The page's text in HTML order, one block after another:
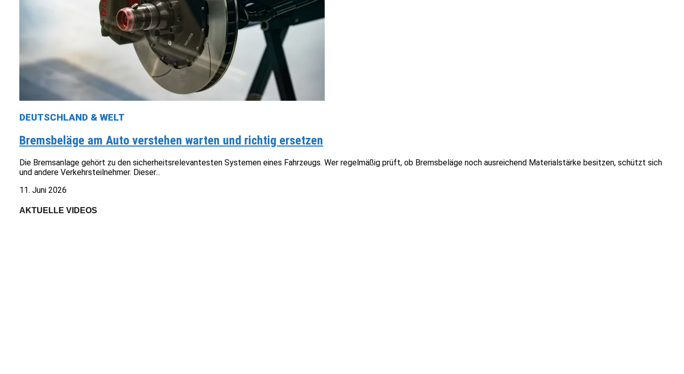
DEUTSCHLAND & WELT
Bremsbeläge am Auto verstehen warten und richtig ersetzen
Die Bremsanlage gehört zu den sicherheitsrelevantesten Systemen eines Fahrzeugs. Wer regelmäßig prüft, ob Bremsbeläge noch ausreichend Materialstärke besitzen, schützt sich
und andere Verkehrsteilnehmer. Dieser...
11. Juni 2026
AKTUELLE VIDEOS